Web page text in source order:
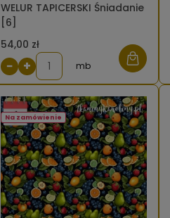
WELUR TAPICERSKI Śniadanie
[6]
54,00 zł
− + mb
Na zamówienie